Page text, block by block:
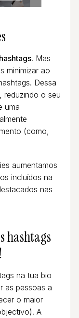
. Mas
minimizar ao
Dessa
reduzindo o seu
uma
(como,
aumentamos
incluídos na
nas
hashtags
na tua bio
as pessoas a
o maior
A